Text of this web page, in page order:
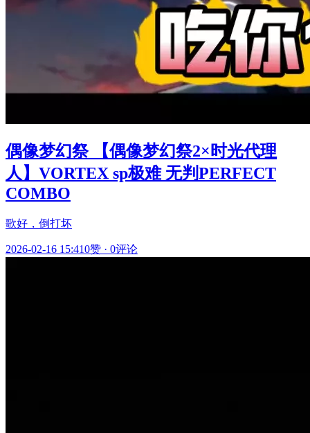
偶像梦幻祭 【偶像梦幻祭2×时光代理
人】VORTEX sp极难 无判PERFECT
COMBO
歌好，倒打坏
2026-02-16 15:410赞 · 0评论